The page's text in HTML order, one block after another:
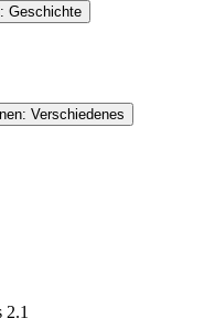
Geschichte
Verschiedenes
2.1